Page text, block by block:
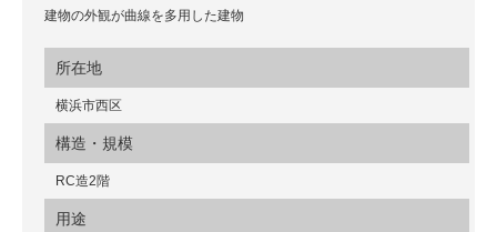
建物の外観が曲線を多用した建物
所在地
横浜市西区
構造・規模
RC造2階
用途